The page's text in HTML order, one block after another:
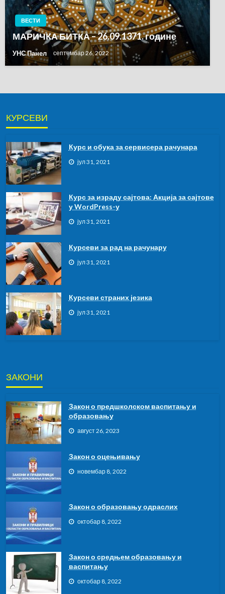
ВЕСТИ
МАРИЧКА БИТКА – 26.09.1371. године
УНС Панел септембар 26, 2022
КУРСЕВИ
Курс и обука за сервисера рачунара
јул 31, 2021
Курс за израду сајтова: Акција за сајтове
у WordPress-у
јул 31, 2021
Курсеви за рад на рачунару
јул 31, 2021
Курсeви страних језика
јул 31, 2021
ЗАКОНИ
Закон о предшколском васпитању и
образовању
август 26, 2023
Закон о оцењивању
новембар 8, 2022
Закон о образовању одраслих
октобар 8, 2022
Закон о средњем образовању и
васпитању
октобар 8, 2022